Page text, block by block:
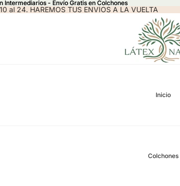
Intermediarios - Envío Gratis en Colchones
Intermediarios - Envío Gratis en Colchones
al 24. HAREMOS TUS ENVÍOS A LA VUELTA
Inicio
Colchones